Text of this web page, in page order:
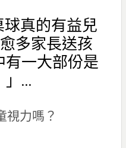
真的有益兒
多家長送孩
有一大部份是
」…
視力嗎？